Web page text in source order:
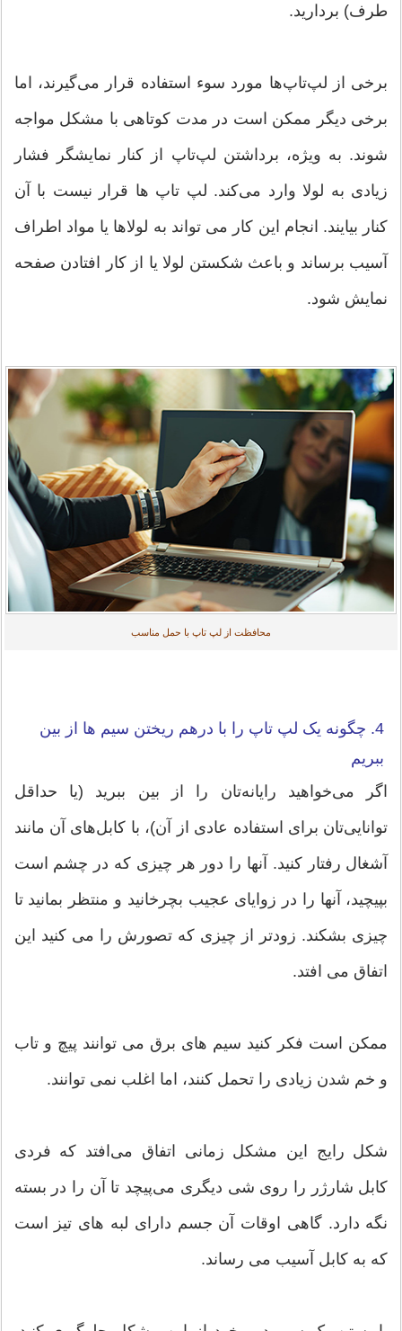
طرف) بردارید.
برخی از لپ‌تاپ‌ها مورد سوء استفاده قرار می‌گیرند، اما
برخی دیگر ممکن است در مدت کوتاهی با مشکل مواجه
شوند. به ویژه، برداشتن لپ‌تاپ از کنار نمایشگر فشار
زیادی به لولا وارد می‌کند. لپ تاپ ها قرار نیست با آن
کنار بیایند. انجام این کار می تواند به لولاها یا مواد اطراف
آسیب برساند و باعث شکستن لولا یا از کار افتادن صفحه
نمایش شود.
محافظت از لپ تاپ با حمل مناسب
4. چگونه یک لپ تاپ را با درهم ریختن سیم ها از بین
ببریم
اگر می‌خواهید رایانه‌تان را از بین ببرید (یا حداقل
توانایی‌تان برای استفاده عادی از آن)، با کابل‌های آن مانند
آشغال رفتار کنید. آنها را دور هر چیزی که در چشم است
بپیچید، آنها را در زوایای عجیب بچرخانید و منتظر بمانید تا
چیزی بشکند. زودتر از چیزی که تصورش را می کنید این
اتفاق می افتد.
ممکن است فکر کنید سیم های برق می توانند پیچ ​​و تاب
و خم شدن زیادی را تحمل کنند، اما اغلب نمی توانند.
شکل رایج این مشکل زمانی اتفاق می‌افتد که فردی
کابل شارژر را روی شی دیگری می‌پیچد تا آن را در بسته
نگه دارد. گاهی اوقات آن جسم دارای لبه های تیز است
که به کابل آسیب می رساند.